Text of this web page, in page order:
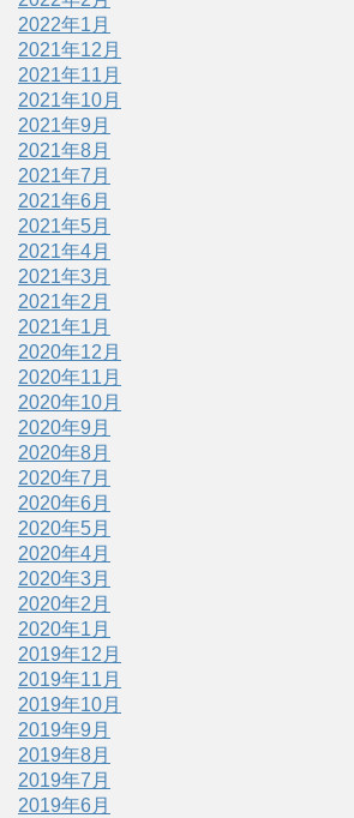
2022年1月
2021年12月
2021年11月
2021年10月
2021年9月
2021年8月
2021年7月
2021年6月
2021年5月
2021年4月
2021年3月
2021年2月
2021年1月
2020年12月
2020年11月
2020年10月
2020年9月
2020年8月
2020年7月
2020年6月
2020年5月
2020年4月
2020年3月
2020年2月
2020年1月
2019年12月
2019年11月
2019年10月
2019年9月
2019年8月
2019年7月
2019年6月